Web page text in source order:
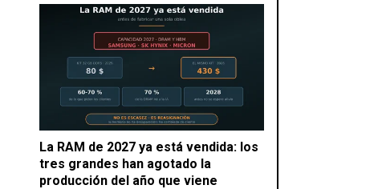
La RAM de 2027 ya está vendida: los
tres grandes han agotado la
producción del año que viene